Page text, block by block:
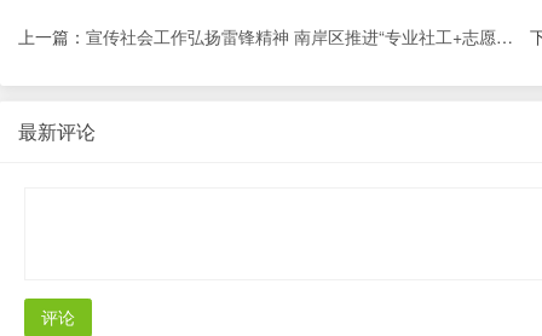
上一篇： 宣传社会工作弘扬雷锋精神 南岸区推进“专业社工+志愿服务”模式纵深发展 ...
最新评论
评论